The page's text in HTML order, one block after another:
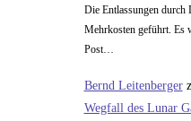
Die Entlassungen durch
Mehrkosten geführt. Es
Post…
Bernd Leitenberger
Wegfall des Lunar